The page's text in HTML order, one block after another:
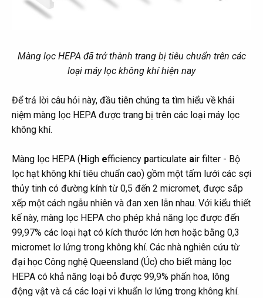
Màng lọc HEPA đã trở thành trang bị tiêu chuẩn trên các
loại máy lọc không khí hiện nay
Để trả lời câu hỏi này, đầu tiên chúng ta tìm hiểu về khái
niệm màng lọc HEPA được trang bị trên các loại máy lọc
không khí.
Màng lọc HEPA ( H igh efficiency particulate air filter - Bộ
lọc hạt không khí tiêu chuẩn cao) gồm một tấm lưới các sợi
thủy tinh có đường kính từ 0,5 đến 2 micromet, được sắp
xếp một cách ngẫu nhiên và đan xen lẫn nhau. Với kiểu thiết
kế này, màng lọc HEPA cho phép khả năng lọc được đến
99,97% các loại hạt có kích thước lớn hơn hoặc bằng 0,3
micromet lơ lửng trong không khí. Các nhà nghiên cứu từ
đại học Công nghệ Queensland (Úc) cho biết màng lọc
HEPA có khả năng loại bỏ được 99,9% phấn hoa, lông
động vật và cả các loại vi khuẩn lơ lửng trong không khí.